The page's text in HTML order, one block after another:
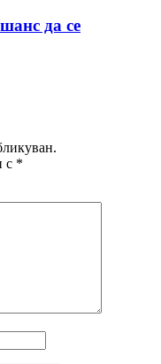
да се
с *